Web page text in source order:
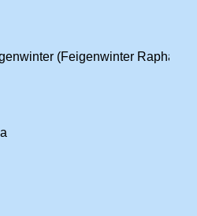
(Feigenwinter Raphael)